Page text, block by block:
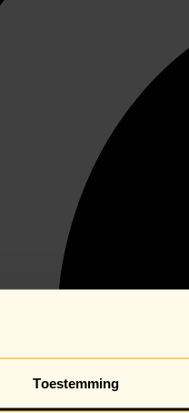
Toestemming